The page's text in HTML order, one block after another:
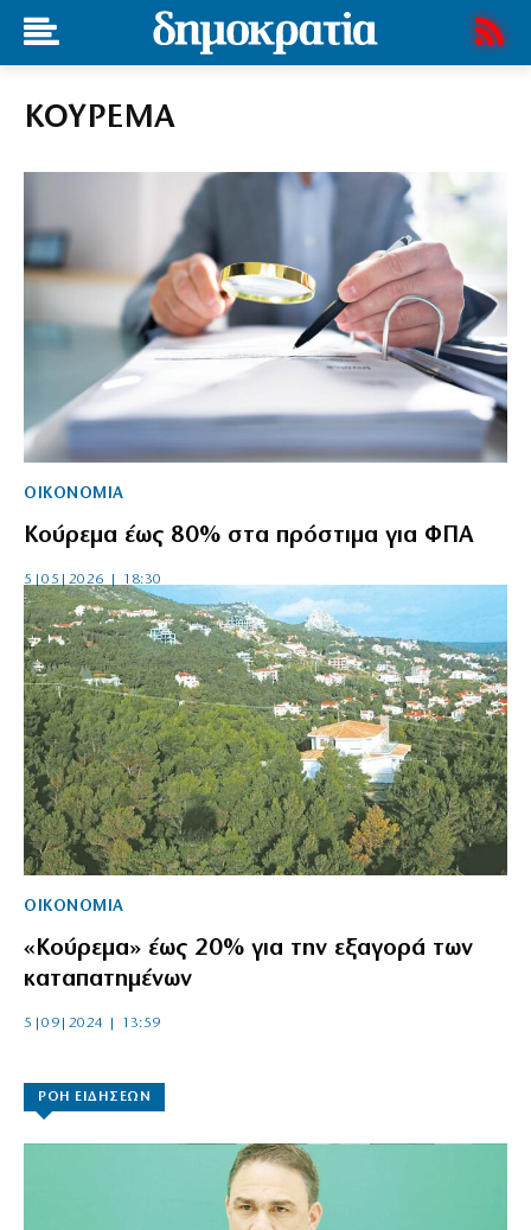
ΚΟΥΡΕΜΑ
ΟΙΚΟΝΟΜΙΑ
Κούρεμα έως 80% στα πρόστιμα για ΦΠΑ
5|05|2026 | 18:30
ΟΙΚΟΝΟΜΙΑ
«Κούρεμα» έως 20% για την εξαγορά των
καταπατημένων
5|09|2024 | 13:59
ΡΟΗ ΕΙΔΗΣΕΩΝ